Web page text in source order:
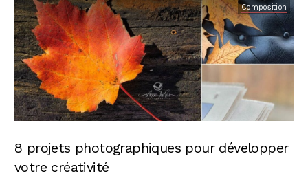
Composition
8 projets photographiques pour développer
votre créativité